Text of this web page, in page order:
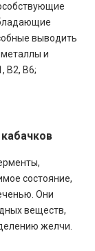
выводить
и
В2, В6;
состояние,
Они
веществ,
желчи.